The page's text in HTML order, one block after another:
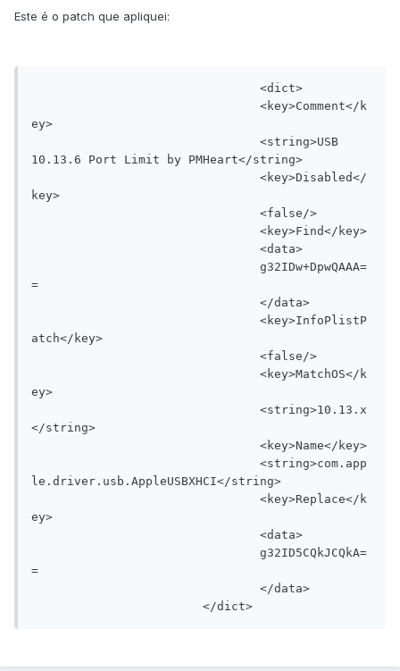
Este é o patch que apliquei:
ey>
10.13.6 Port Limit by PMHeart</string>
key>
=
atch</key>
ey>
</string>
le.driver.usb.AppleUSBXHCI</string>
ey>
=
			</dict>